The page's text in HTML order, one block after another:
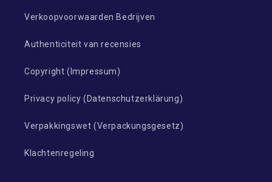
Verkoopvoorwaarden Bedrijven
Authenticiteit van recensies
Copyright (Impressum)
Privacy policy (Datenschutzerklärung)
Verpakkingswet (Verpackungsgesetz)
Klachtenregeling